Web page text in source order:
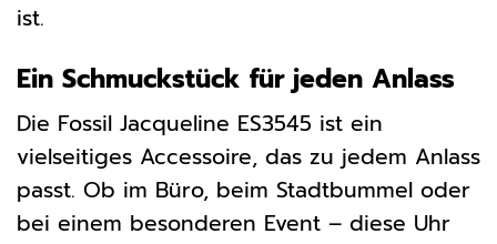
ist.
Ein Schmuckstück für jeden Anlass
Die Fossil Jacqueline ES3545 ist ein
vielseitiges Accessoire, das zu jedem Anlass
passt. Ob im Büro, beim Stadtbummel oder
bei einem besonderen Event – diese Uhr